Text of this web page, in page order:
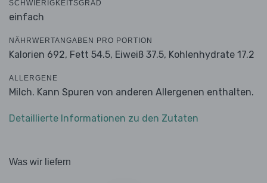
SCHWIERIGKEITSGRAD
einfach
NÄHRWERTANGABEN PRO PORTION
Kalorien 692, Fett 54.5, Eiweiß 37.5, Kohlenhydrate 17.2
ALLERGENE
Milch. Kann Spuren von anderen Allergenen enthalten.
Detaillierte Informationen zu den Zutaten
Was wir liefern